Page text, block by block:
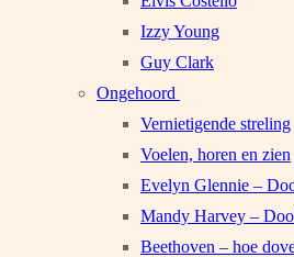
Izzy Young
Guy Clark
Ongehoord
Vernietigende streling
Voelen, horen en zien
Evelyn Glennie –
Mandy Harvey –
Beethoven – hoe